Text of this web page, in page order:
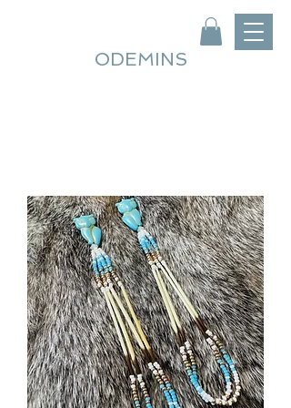
ODEMINS